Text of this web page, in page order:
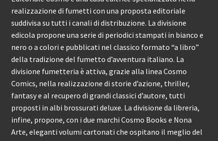
realizzazione di fumetti con una proposta editoriale
suddivisa su tutti i canali di distribuzione. La divisione
edicola propone una serie di periodici stampati in bianco e
nero o a colori e pubblicati nel classico formato “a libro”
della tradizione del fumetto d’avventura italiano. La
divisione fumetteria è attiva, grazie alla linea Cosmo
Comics, nella realizzazione di storie d’azione, thriller,
fantasy e al recupero di grandi classici d’autore, tutti
proposti in albi brossurati deluxe. La divisione da libreria,
infine, propone, con i due marchi Cosmo Books e Nona
Arte, eleganti volumi cartonati che ospitano il meglio del